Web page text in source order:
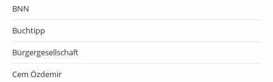
BNN
Buchtipp
Bürgergesellschaft
Cem Özdemir